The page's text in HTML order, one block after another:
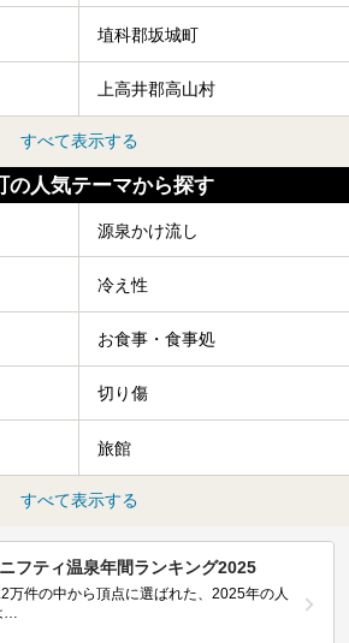
埴科郡坂城町
上高井郡高山村
すべて表示する
の人気テーマから探す
源泉かけ流し
冷え性
お食事・食事処
切り傷
旅館
すべて表示する
フティ温泉年間ランキング2025
万件の中から頂点に選ばれた、2025年の人